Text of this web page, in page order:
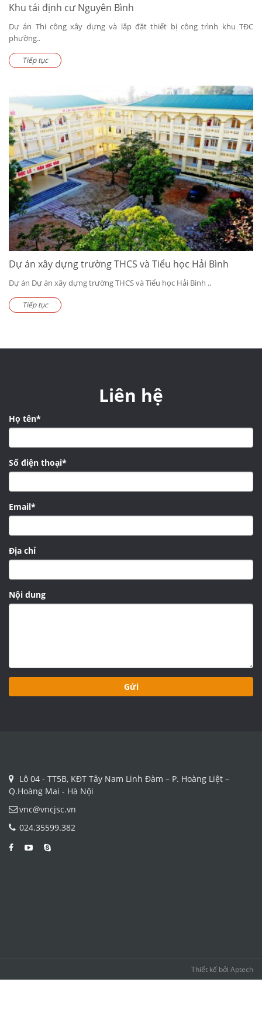
Khu tái định cư Nguyên Bình
Dự án Thi công xây dựng và lắp đặt thiết bị công trình khu TĐC
phường..
Tiếp tục
Dự án xây dựng trường THCS và Tiểu học Hải Bình
Dự án Dự án xây dựng trường THCS và Tiểu học Hải Bình ..
Tiếp tục
Liên hệ
Họ tên*
Số điện thoại*
Email*
Địa chỉ
Nội dung
Gửi
Lô 04 - TT5B, KĐT Tây Nam Linh Đàm – P. Hoàng Liệt –
Q.Hoàng Mai - Hà Nội
vnc@vncjsc.vn
024.35599.382
Thiết kế bởi Aptech